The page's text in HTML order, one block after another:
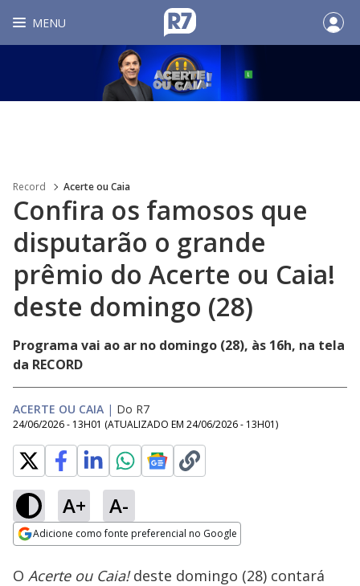
MENU
Record Acerte ou Caia
Confira os famosos que
disputarão o grande
prêmio do Acerte ou Caia!
deste domingo (28)
Programa vai ao ar no domingo (28), às 16h, na tela
da RECORD
ACERTE OU CAIA | Do R7
24/06/2026 - 13H01 (ATUALIZADO EM 24/06/2026 - 13H01)
A+ A-
Adicione como fonte preferencial no Google
Ativar
100.00%
O Acerte ou Caia!deste domingo (28) contará